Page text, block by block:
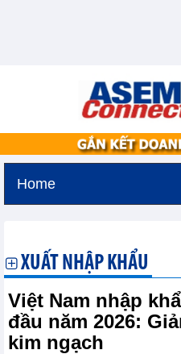
Home
XUẤT NHẬP KHẨU
Việt Nam nhập
đầu năm 2026:
kim ngạch